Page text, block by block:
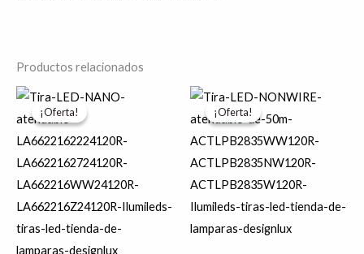
Productos relacionados
¡Oferta!
¡Oferta!
El
precio
original
era:
$1,617.61.
El
es:
$1,294.09.
Este
producto
tiene
múltiples
variantes.
Las
opciones
¡Oferta!
¡Oferta!